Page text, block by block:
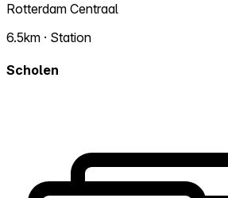
Rotterdam Centraal
6.5km · Station
Scholen